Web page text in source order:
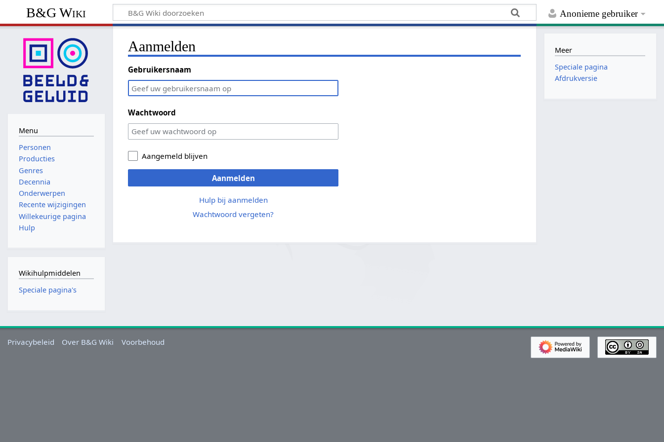
Anonieme gebruiker
B&G Wiki
Aanmelden
Gebruikersnaam
Wachtwoord
Aangemeld blijven
Aanmelden
Hulp bij aanmelden
Wachtwoord vergeten?
Menu
Personen
Producties
Genres
Decennia
Onderwerpen
Recente wijzigingen
Willekeurige pagina
Hulp
Wikihulpmiddelen
Speciale pagina's
Meer
Speciale pagina
Afdrukversie
Privacybeleid Over B&G Wiki Voorbehoud